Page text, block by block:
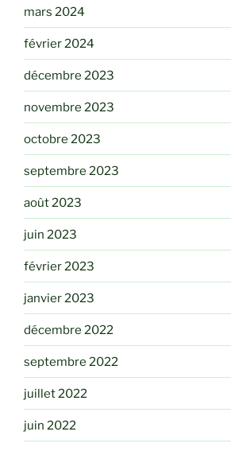
mars 2024
février 2024
décembre 2023
novembre 2023
octobre 2023
septembre 2023
août 2023
juin 2023
février 2023
janvier 2023
décembre 2022
septembre 2022
juillet 2022
juin 2022